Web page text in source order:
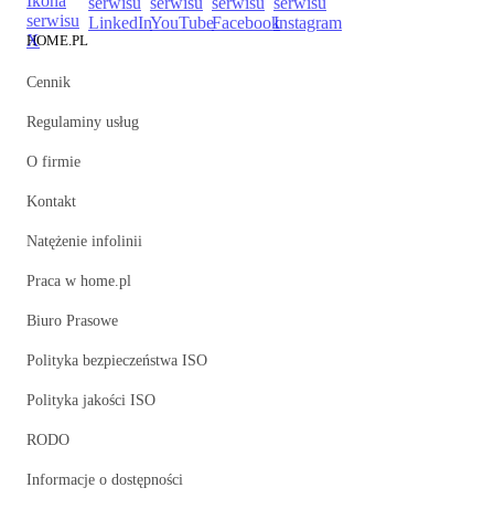
HOME.PL
Cennik
Regulaminy usług
O firmie
Kontakt
Natężenie infolinii
Praca w home.pl
Biuro Prasowe
Polityka bezpieczeństwa ISO
Polityka jakości ISO
RODO
Informacje o dostępności